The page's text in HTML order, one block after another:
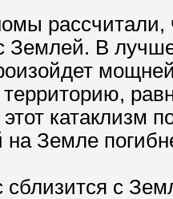
Землей. В
территорию,
катаклизм
на Земле
с